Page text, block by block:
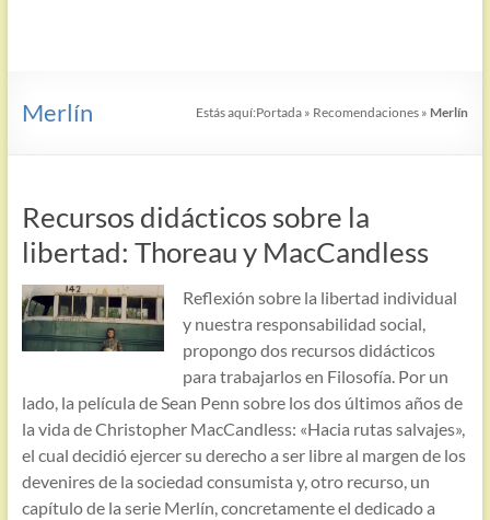
Merlín Estás aquí:Portada » Recomendaciones » Merlín
Recursos didácticos sobre la
libertad: Thoreau y MacCandless
Reflexión sobre la libertad individual
y nuestra responsabilidad social,
propongo dos recursos didácticos
para trabajarlos en Filosofía. Por un
lado, la película de Sean Penn sobre los dos últimos años de
la vida de Christopher MacCandless: «Hacia rutas salvajes»,
el cual decidió ejercer su derecho a ser libre al margen de los
devenires de la sociedad consumista y, otro recurso, un
capítulo de la serie Merlín, concretamente el dedicado a